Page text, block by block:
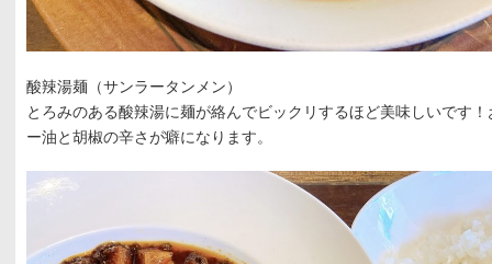
酸辣湯麺（サンラータンメン）
とろみのある酸辣湯に麺が絡んでビックリするほど美味しいです
ー油と胡椒の辛さが癖になります。